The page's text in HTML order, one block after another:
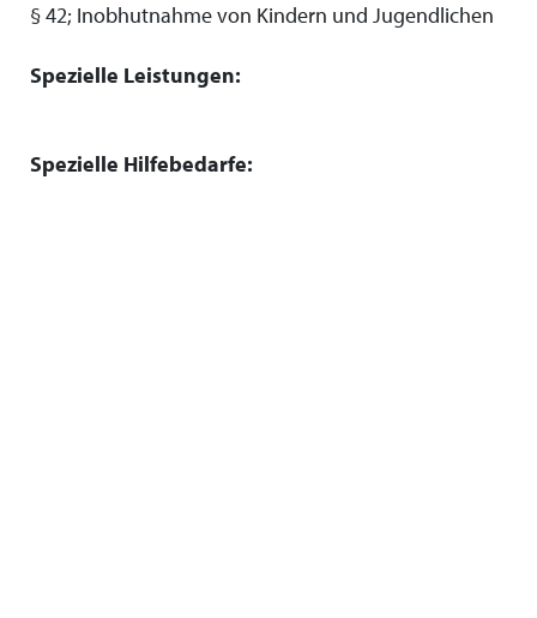
§ 42; Inobhutnahme von Kindern und Jugendlichen
Spezielle Leistungen:
Spezielle Hilfebedarfe: